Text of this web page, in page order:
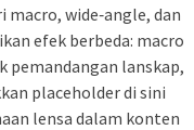
wide‑angle, dan
efek berbeda: macro
pemandangan lanskap,
placeholder di sini
lensa dalam konten